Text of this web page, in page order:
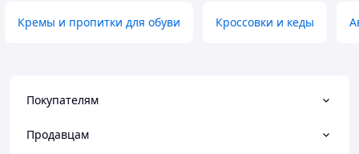
Кремы и пропитки для обуви Кроссовки и кеды
Покупателям
Продавцам